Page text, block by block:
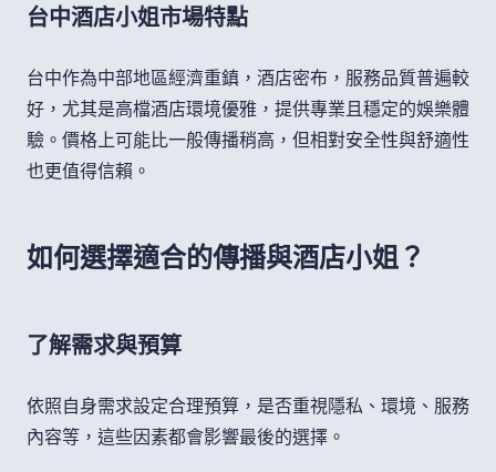
台中酒店小姐市場特點
台中作為中部地區經濟重鎮，酒店密布，服務品質普遍較
好，尤其是高檔酒店環境優雅，提供專業且穩定的娛樂體
驗。價格上可能比一般傳播稍高，但相對安全性與舒適性
也更值得信賴。
如何選擇適合的傳播與酒店小姐？
了解需求與預算
依照自身需求設定合理預算，是否重視隱私、環境、服務
內容等，這些因素都會影響最後的選擇。